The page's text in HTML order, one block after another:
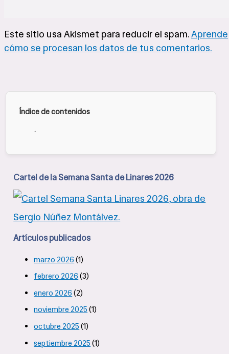
Este sitio usa Akismet para reducir el spam.Aprende
cómo se procesan los datos de tus comentarios.
Índice de contenidos
·
Cartel de la Semana Santa de Linares 2026
Artículos publicados
marzo 2026 (1)
febrero 2026 (3)
enero 2026 (2)
noviembre 2025 (1)
octubre 2025 (1)
septiembre 2025 (1)